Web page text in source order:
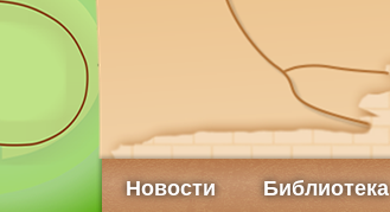
Новости Библиотека